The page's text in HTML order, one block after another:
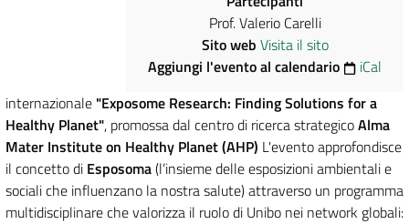
Prof. Valerio Carelli
Sito web Visita il sito
Aggiungi l'evento al calendario
iCal
internazionale "Exposome Research: Finding Solutions for a
Healthy Planet", promossa dal centro di ricerca strategicoAlma
Mater Institute on Healthy Planet (AHP) L'evento approfondisce
il concetto di Esposoma(l’insieme delle esposizioni ambientali e
sociali che influenzano la nostra salute) attraverso un programma
multidisciplinare che valorizza il ruolo di Unibo nei network globali: